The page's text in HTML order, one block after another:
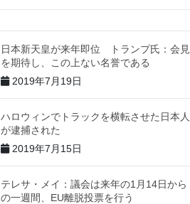
日本新天皇が来年即位 トランプ氏：会見
を期待し、この上ない名誉である
2019年7月19日
ハロウィンでトラックを横転させた日本人
が逮捕された
2019年7月15日
テレサ・メイ：議会は来年の1月14日から
の一週間、EU離脱投票を行う